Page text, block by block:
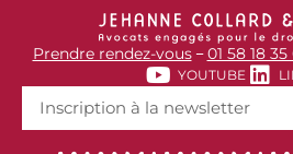
Prendre rendez-vous–01 58 18 35
YOUTUBE